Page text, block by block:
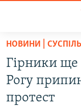
Перейти
основного
матеріалу
Перейти
до
ВСЕ ЗА ДОБУ
СТАТТІ
НОВИНИ |
Гірники ще
Рогу
протест